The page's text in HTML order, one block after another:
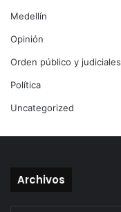
Medellín
Opinión
Orden público y judiciales
Política
Uncategorized
Archivos